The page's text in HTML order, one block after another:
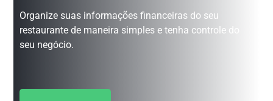
Organize suas informações financeiras do seu
restaurante de maneira simples e tenha controle do
seu negócio.